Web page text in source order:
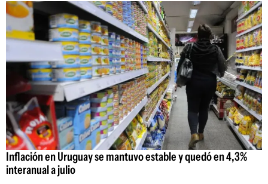
Inflación en Uruguay se mantuvo estable y quedó en 4,3%
interanual a julio